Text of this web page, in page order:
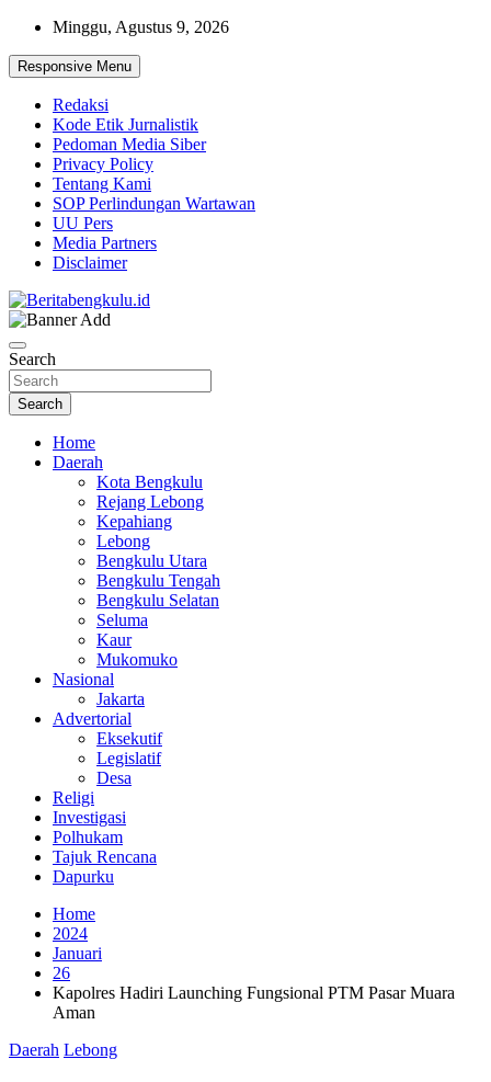
Skip
content
Minggu, Agustus 9, 2026
Responsive Menu
Redaksi
Kode Etik Jurnalistik
Pedoman Media Siber
Privacy Policy
Tentang Kami
SOP Perlindungan Wartawan
UU Pers
Media Partners
Disclaimer
Beritabengkulu.id
Search
Search
Home
Daerah
Kota Bengkulu
Rejang Lebong
Kepahiang
Lebong
Bengkulu Utara
Bengkulu Tengah
Bengkulu Selatan
Seluma
Kaur
Mukomuko
Nasional
Jakarta
Advertorial
Eksekutif
Legislatif
Desa
Religi
Investigasi
Polhukam
Tajuk Rencana
Dapurku
Home
2024
Januari
26
Kapolres Hadiri Launching Fungsional PTM Pasar Muara
Aman
Daerah Lebong